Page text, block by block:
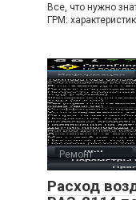
Все, что нужно
ГРМ:
Ремонт
Расход